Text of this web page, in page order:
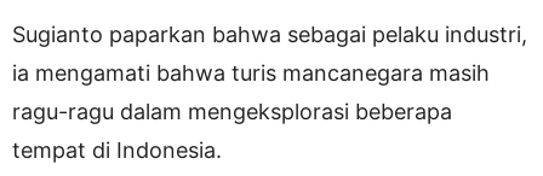
Sugianto paparkan bahwa sebagai pelaku industri,
ia mengamati bahwa turis mancanegara masih
ragu-ragu dalam mengeksplorasi beberapa
tempat di Indonesia.